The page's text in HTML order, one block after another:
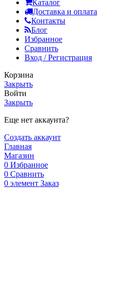
Каталог
Доставка и оплата
Контакты
Блог
Избранное
Сравнить
Вход / Регистрация
Корзина
Закрыть
Войти
Закрыть
Еще нет аккаунта?
Создать аккаунт
Главная
Магазин
0 Избранное
0 Сравнить
0 элемент Заказ